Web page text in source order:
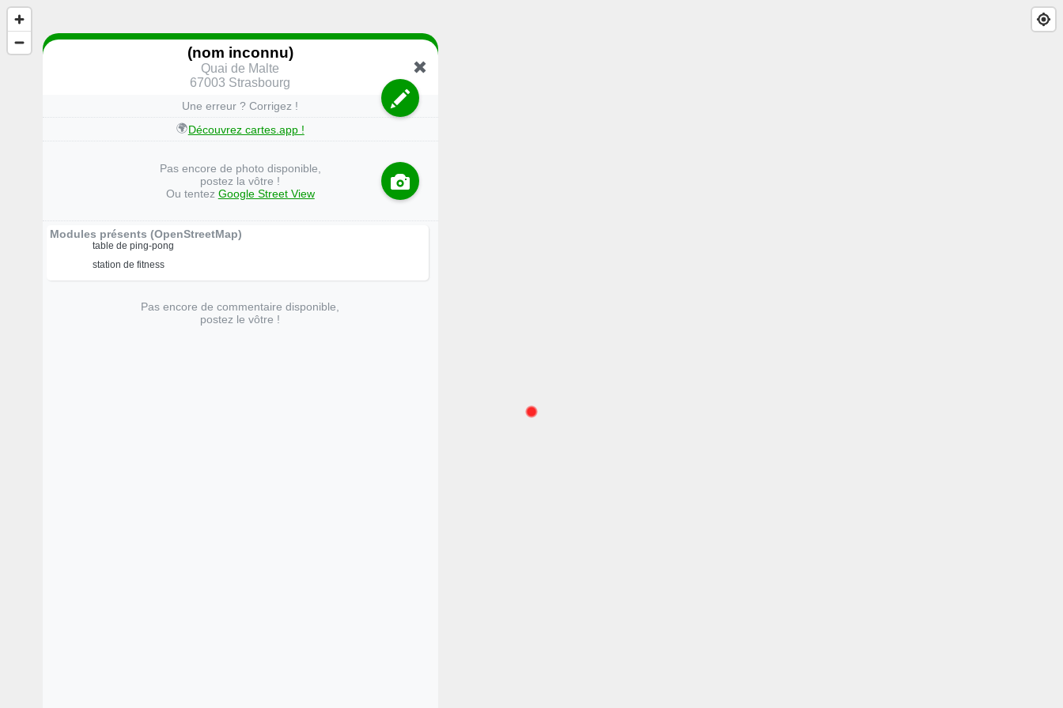
(nom inconnu)
Quai de Malte
67003 Strasbourg
Une erreur ? Corrigez !
🌍Découvrez cartes.app !
Pas encore de photo disponible,
postez la vôtre !
Ou tentez Google Street View
Modules présents (OpenStreetMap)
table de ping-pong
station de fitness
Pas encore de commentaire disponible,
postez le vôtre !